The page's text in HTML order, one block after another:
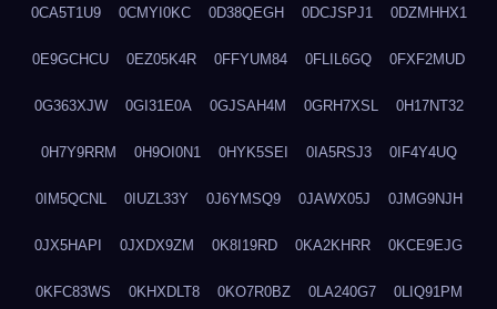
0CA5T1U9 0CMYI0KC 0D38QEGH 0DCJSPJ1 0DZMHHX1
0E9GCHCU 0EZ05K4R 0FFYUM84 0FLIL6GQ 0FXF2MUD
0G363XJW 0GI31E0A 0GJSAH4M 0GRH7XSL 0H17NT32
0H7Y9RRM 0H9OI0N1 0HYK5SEI 0IA5RSJ3 0IF4Y4UQ
0IM5QCNL 0IUZL33Y 0J6YMSQ9 0JAWX05J 0JMG9NJH
0JX5HAPI 0JXDX9ZM 0K8I19RD 0KA2KHRR 0KCE9EJG
0KFC83WS 0KHXDLT8 0KO7R0BZ 0LA240G7 0LIQ91PM